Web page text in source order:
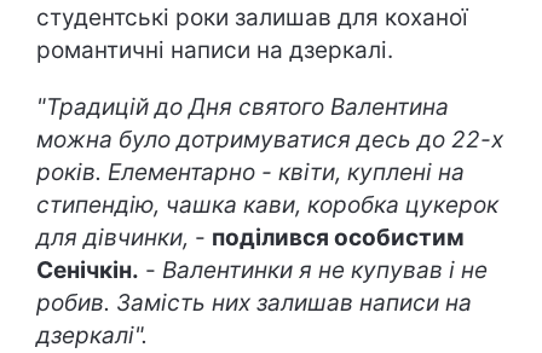
студентські роки залишав для коханої
романтичні написи на дзеркалі.
"Традицій до Дня святого Валентина
можна було дотримуватися десь до 22-х
років. Елементарно - квіти, куплені на
стипендію, чашка кави, коробка цукерок
для дівчинки, - поділився особистим
Сенічкін. - Валентинки я не купував і не
робив. Замість них залишав написи на
дзеркалі".